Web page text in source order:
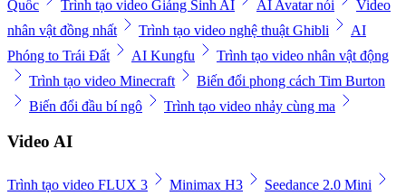
Quốc
Trình tạo video Giáng Sinh AI AI Avatar nói
Video
nhân vật đồng nhất
Trình tạo video nghệ thuật Ghibli
AI
Phóng to Trái Đất
AI Kungfu
Trình tạo video nhân vật động
Trình tạo video Minecraft
Biến đổi phong cách Tim Burton
Biến đổi đầu bí ngô
Trình tạo video nhảy cùng ma
Video AI
Trình tạo video FLUX 3 Minimax H3
Seedance 2.0 Mini